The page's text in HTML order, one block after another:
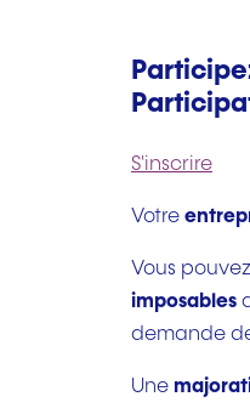
S'inscrire
Votre
Vous
imposables
demande
Une